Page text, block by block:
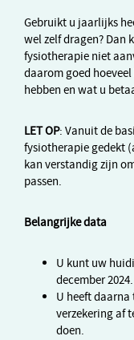
Gebruikt u jaarlijks
wel zelf dragen? Dan
fysiotherapie niet
daarom goed
hebben en wat u
LET OP: Vanuit de
fysiotherapie gedekt
kan verstandig zijn
passen.
Belangrijke data
U kunt uw
december 2024.
U heeft daarna
verzekering af
doen.